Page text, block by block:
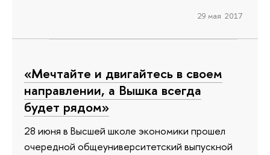
29 мая 2017
«Мечтайте и двигайтесь в своем
направлении, а Вышка всегда
будет рядом»
28 июня в Высшей школе экономики прошел
очередной общеуниверситетский выпускной